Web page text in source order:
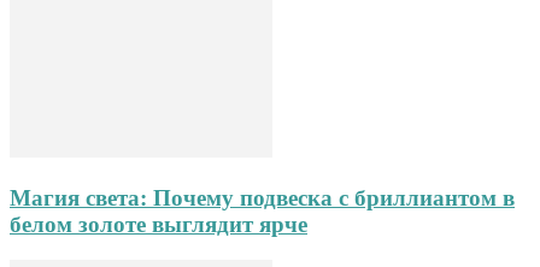
Магия света: Почему подвеска с бриллиантом в
белом золоте выглядит ярче